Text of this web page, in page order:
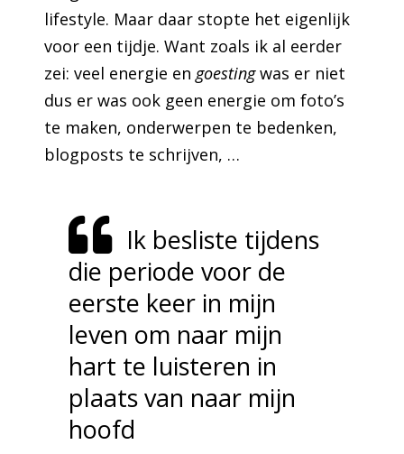
lifestyle. Maar daar stopte het eigenlijk
voor een tijdje. Want zoals ik al eerder
zei: veel energie engoestingwas er niet
dus er was ook geen energie om foto’s
te maken, onderwerpen te bedenken,
blogposts te schrijven, …
Ik besliste tijdens
die periode voor de
eerste keer in mijn
leven om naar mijn
hart te luisteren in
plaats van naar mijn
hoofd